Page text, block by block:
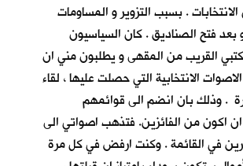
. بسبب التزوير و المساومات
بعد فتح الصناديق . كان السياسيون
القريب من المقهى و يطلبون مني ان
الانتخابية التي حصلت عليها ، لقاء
. وذلك بان انضم الى قوائمهم
ان اكون من الفائزين. فتذهب اصواتي الى
في القائمة . وكنت ارفض في كل مرة